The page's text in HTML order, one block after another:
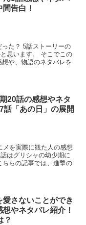
告白！
た？ 5話ストーリーの
思います。 そこでこの
や、物語のネタバレを
20話の感想やネタ
話「あの日」の展開
メを実際に観た人の感想
はグリシャの幼少期に
らの記事では、進撃の
愛さないことができ
やネタバレ紹介！
？